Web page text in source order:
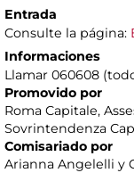
Entrada
Consulte la página:
Informaciones
Llamar 060608
Promovido por
Roma Capitale,
Sovrintendenza
Comisariado por
Arianna Angelelli y